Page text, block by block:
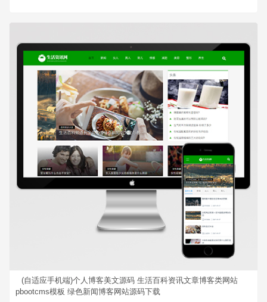
(自适应手机端)个人博客美文源码 生活百科资讯文章博客类网站
pbootcms模板 绿色新闻博客网站源码下载